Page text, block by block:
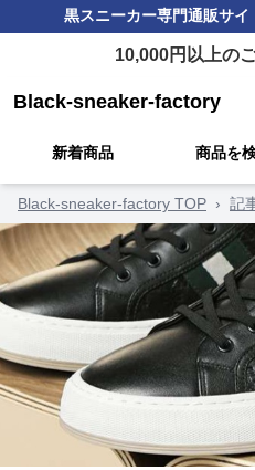
黒スニーカー専門通販サイ
10,000円以上の
Black-sneaker-factory
新着商品 商品を
Black-sneaker-factory TOP › 記